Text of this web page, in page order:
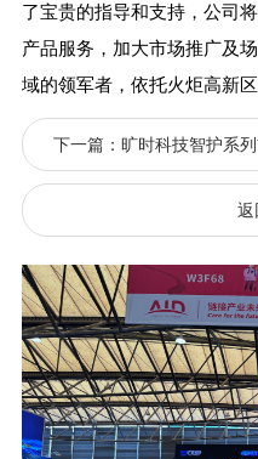
了宝贵的指导和支持，公司
产品服务，加大市场推广及
域的领军者，依托火炬高新区
返